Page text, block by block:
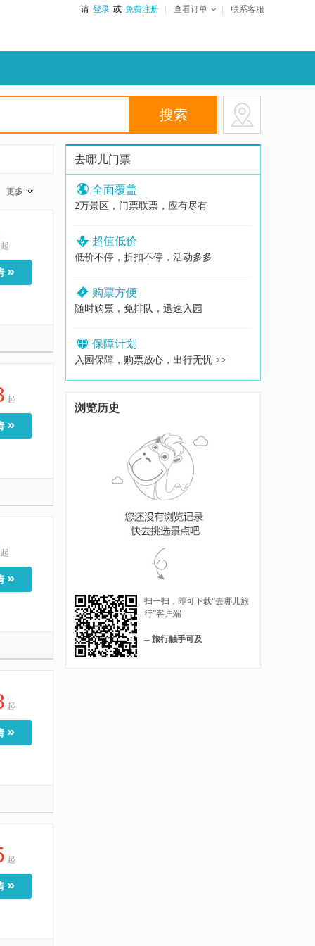
请 登录 或 免费注册 查看订单 联系客服
更多
起
»
起
»
起
»
起
»
起
»
去哪儿门票
全面覆盖
2万景区，门票联票，应有尽有
超值低价
低价不停，折扣不停，活动多多
购票方便
随时购票，免排队，迅速入园
保障计划
入园保障，购票放心，出行无忧 >>
浏览历史
扫一扫，即可下载“去哪儿旅
行”客户端
-- 旅行触手可及